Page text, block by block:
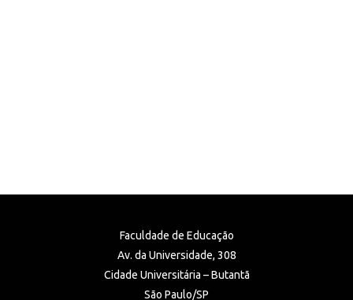
Faculdade de Educação
Av. da Universidade, 308
Cidade Universitária – Butantã
São Paulo/SP